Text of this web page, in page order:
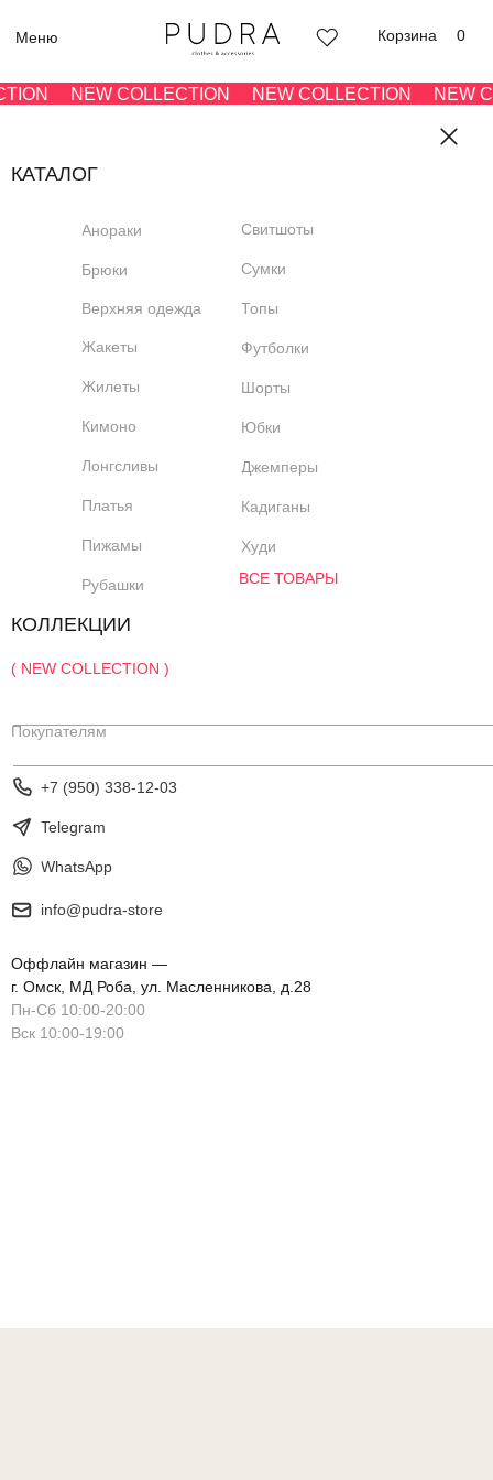
Корзина
NEW COLLECTION NEW COLLECTION NEW
КАТАЛОГ
ВСЕ ТОВАРЫ
Анораки
Брюки
Верхняя одежда
Жакеты
Жилеты
Кимоно
Лонгсливы
Платья
Пижамы
Рубашки
+7 (950) 338-12-03
Telegram
WhatsApp
info@pudra-store
КОЛЛЕКЦИИ
( NEW COLLECTION )
Покупателям
Оффлайн магазин —
г. Омск, МД Роба, ул. Масленникова, д.28
Пн-Сб 10:00-20:00
Вск 10:00-19:00
Свитшоты
Сумки
Топы
Футболки
Шорты
Юбки
Джемперы
Кадиганы
Худи